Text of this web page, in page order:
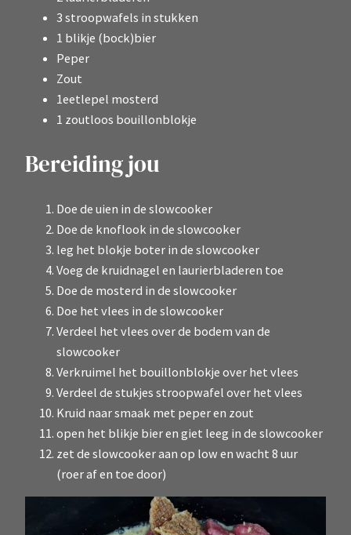
3 stroopwafels in stukken
1 blikje (bock)bier
Peper
Zout
1eetlepel mosterd
1 zoutloos bouillonblokje
Bereiding jou
Doe de uien in de slowcooker
Doe de knoflook in de slowcooker
leg het blokje boter in de slowcooker
Voeg de kruidnagel en laurierbladeren toe
Doe de mosterd in de slowcooker
Doe het vlees in de slowcooker
Verdeel het vlees over de bodem van de
slowcooker
Verkruimel het bouillonblokje over het vlees
Verdeel de stukjes stroopwafel over het vlees
Kruid naar smaak met peper en zout
open het blikje bier en giet leeg in de slowcooker
zet de slowcooker aan op low en wacht 8 uur
(roer af en toe door)